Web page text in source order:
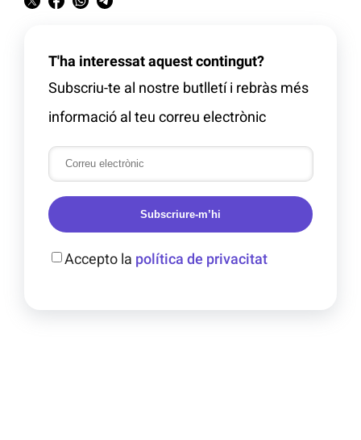
T'ha interessat aquest contingut?
Subscriu-te al nostre butlletí i rebràs més
informació al teu correu electrònic
Subscriure-m’hi
Accepto la política de privacitat